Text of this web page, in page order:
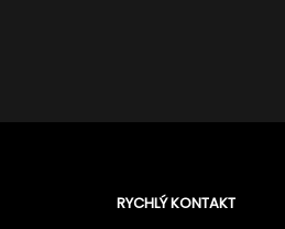
RYCHLÝ KONTAKT